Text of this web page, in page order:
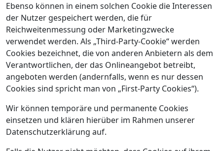
Ebenso können in einem solchen Cookie die Interessen
der Nutzer gespeichert werden, die für
Reichweitenmessung oder Marketingzwecke
verwendet werden. Als „Third-Party-Cookie“ werden
Cookies bezeichnet, die von anderen Anbietern als dem
Verantwortlichen, der das Onlineangebot betreibt,
angeboten werden (andernfalls, wenn es nur dessen
Cookies sind spricht man von „First-Party Cookies“).
Wir können temporäre und permanente Cookies
einsetzen und klären hierüber im Rahmen unserer
Datenschutzerklärung auf.